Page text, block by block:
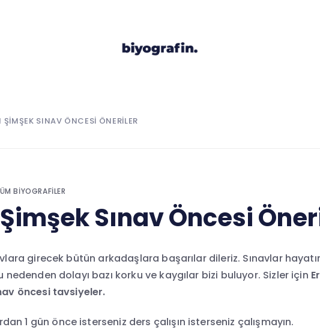
ŞIMŞEK SINAV ÖNCESI ÖNERILER
BIYOGRAFILER
Sınav Öncesi
girecek bütün arkadaşlara başarılar dileriz. Sınavlar
nedenden dolayı bazı korku ve kaygılar bizi buluyor. Sizler için
öncesi tavsiyeler.
1 gün önce isterseniz ders çalışın isterseniz çalışmayın.